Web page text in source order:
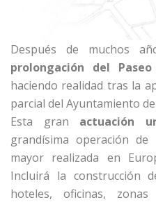
Después de muchos
prolongación del
haciendo realidad tras la
parcial del Ayuntamiento de
Esta gran actuación
grandísima operación
mayor realizada en
Incluirá la construcción
hoteles, oficinas,